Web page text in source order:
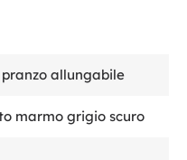
allungabile
marmo grigio scuro